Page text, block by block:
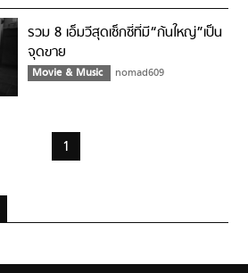
รวม 8 เอ็มวีสุดเซ็กซี่ที่มี“ก้นใหญ่”เป็น
จุดขาย
Movie & Music nomad609
1